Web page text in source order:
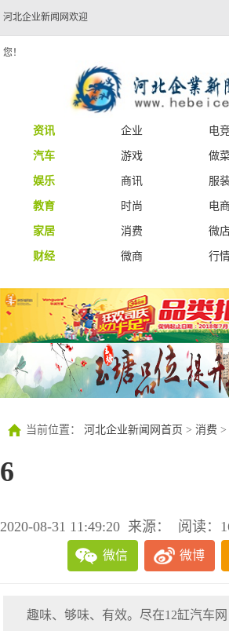
河北企业新闻网欢迎
您！
资讯 企业 电
汽车
游戏 做
娱乐
商讯 服
教育
时尚 电
家居
消费 微
财经
微商 行
当前位置： 河北企业新闻网首页 > 消费 >
6
2020-08-31 11:49:20 来源： 阅读：
微信 微博
趣味、够味、有效。尽在12缸汽车